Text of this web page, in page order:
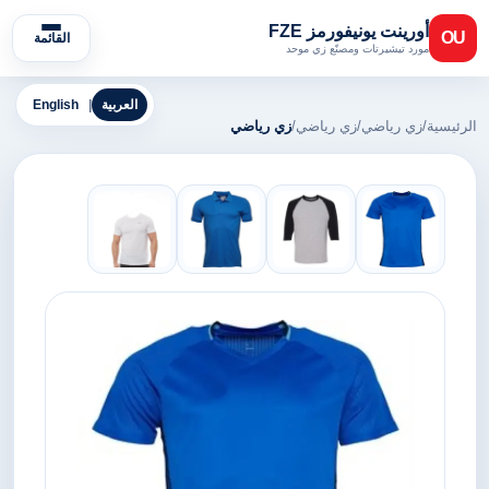
OU أورينت يونيفورمز FZE
مورد تيشيرتات ومصنّع زي موحد
القائمة
English العربية
الرئيسية/زي رياضي/زي رياضي/زي رياضي